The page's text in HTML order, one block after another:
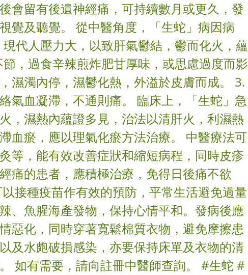
會留有後遺神經痛，可持續數月或更久，發
覺及聽覺。 從中醫角度，「生蛇」病因病
代人壓力大，以致肝氣鬱結，鬱而化火，蘊
，過食辛辣煎炸肥甘厚味，或思慮過度而影
濕濁內停，濕鬱化熱，外溢於皮膚而成。 3.
氣血凝滯，不通則痛。 臨床上，「生蛇」急
，濕熱內蘊證多見，治法以清肝火，利濕熱
血瘀，應以理氣化瘀方法治療。 中醫療法可
等，能有效改善症狀和縮短病程，同時皮疹
痛的患者，應積極治療，免得日後痛不欲
接種疫苗作有效的預防，平常生活避免過量
、魚腥海產發物，保持心情平和。發病後應
惡化，同時穿著寬鬆棉質衣物，避免摩擦患
及水皰破損感染，亦要保持床單及衣物的清
如有需要，請向註冊中醫師查詢。 #生蛇 #